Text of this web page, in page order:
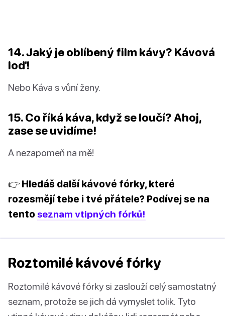
14. Jaký je oblíbený film kávy? Kávová
loď!
Nebo Káva s vůní ženy.
15. Co říká káva, když se loučí? Ahoj,
zase se uvidíme!
A nezapomeň na mě!
👉 Hledáš další kávové fórky, které
rozesmějí tebe i tvé přátele? Podívej se na
tento seznam vtipných fórků!
Roztomilé kávové fórky
Roztomilé kávové fórky si zaslouží celý samostatný
seznam, protože se jich dá vymyslet tolik. Tyto